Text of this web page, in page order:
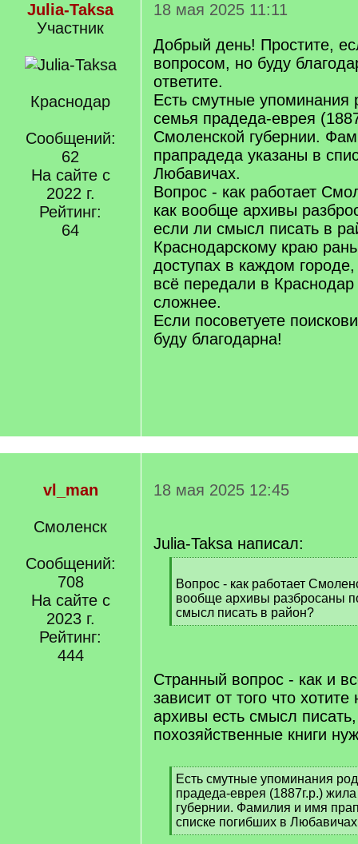
Julia-Taksa
Участник
Краснодар
Сообщений:
62
На сайте с
2022 г.
Рейтинг:
64
18 мая 2025 11:11
Добрый день! Простите,
вопросом, но буду
ответите.
Есть смутные упоминания
семья прадеда-еврея
Смоленской губернии.
прапрадеда указаны в
Любавичах.
Вопрос - как работает
как вообще архивы
если ли смысл писать в
Краснодарскому краю
доступах в каждом
всё передали в Краснодар
сложнее.
Если посоветуете
буду благодарна!
vl_man
Смоленск
Сообщений:
708
На сайте с
2023 г.
Рейтинг:
444
18 мая 2025 12:45
Julia-Taksa написал:
q
]
Вопрос - как работает
вообще архивы разбросаны
смысл писать в район?
[
Странный вопрос - как и
зависит от того что
архивы есть смысл
похозяйственные книги
[
q
]
Есть смутные упоминания
прадеда-еврея (1887г.р.)
губернии. Фамилия и имя
списке погибших в
[